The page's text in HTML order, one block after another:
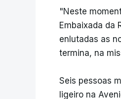
"Neste
Embaixada da
enlutadas as
termina, na
Seis pessoas
ligeiro na